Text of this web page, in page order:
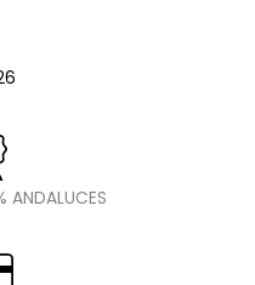
ANDALUCES